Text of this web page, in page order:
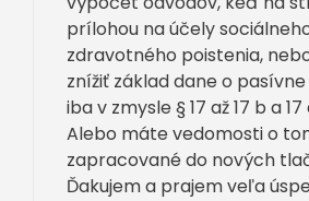
prílohou na účely
zdravotného poistenia,
znížiť základ dane o
iba v zmysle § 17 až 17 b a
Alebo máte vedomosti o
zapracované do nových
Ďakujem a prajem veľa